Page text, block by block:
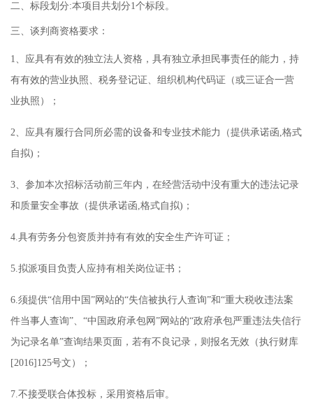
二、 标段划分:本项目共划分1个标段。
三、 谈判商资格要求：
1、应具有有效的独立法人资格，具有独立承担民事责任的能力，持
有有效的营业执照、税务登记证、组织机构代码证（或三证合一营
业执照）；
2、应具有履行合同所必需的设备和专业技术能力（提供承诺函,格式
自拟)；
3、参加本次招标活动前三年内，在经营活动中没有重大的违法记录
和质量安全事故（提供承诺函,格式自拟)；
4.具有劳务分包资质并持有有效的安全生产许可证；
5.拟派项目负责人应持有相关岗位证书 ；
6.须提供“信用中国”网站的“失信被执行人查询”和“重大税收违法案
件当事人查询”、“中国政府承包网”网站的“政府承包严重违法失信行
为记录名单”查询结果页面，若有不良记录，则报名无效（执行财库
[2016]125号文）；
7.不接受联合体投标，采用资格后审。